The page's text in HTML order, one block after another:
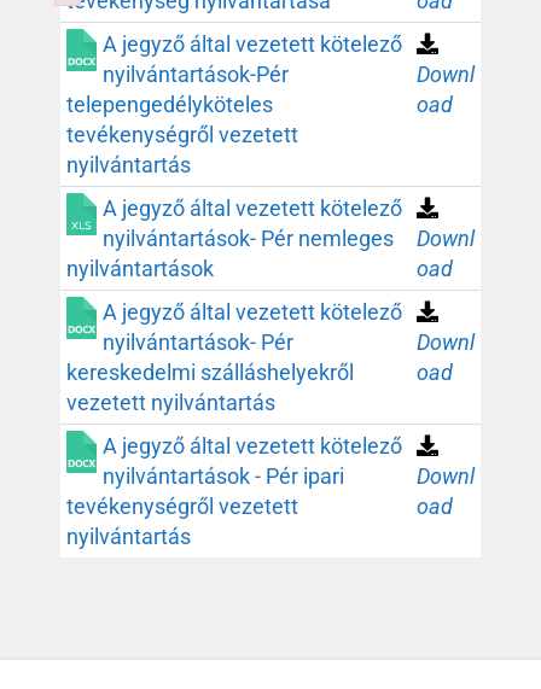
A jegyző által vezetett kötelező
nyilvántartások-Pér
telepengedélyköteles
tevékenységről vezetett
nyilvántartás
Downl
oad
A jegyző által vezetett kötelező
nyilvántartások- Pér nemleges
nyilvántartások
Downl
oad
A jegyző által vezetett kötelező
nyilvántartások- Pér
kereskedelmi szálláshelyekről
vezetett nyilvántartás
Downl
oad
A jegyző által vezetett kötelező
nyilvántartások - Pér ipari
tevékenységről vezetett
nyilvántartás
Downl
oad
Failed to initialize plugin: wplink